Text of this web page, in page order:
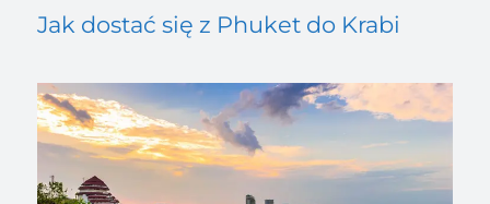
Jak dostać się z Phuket do Krabi